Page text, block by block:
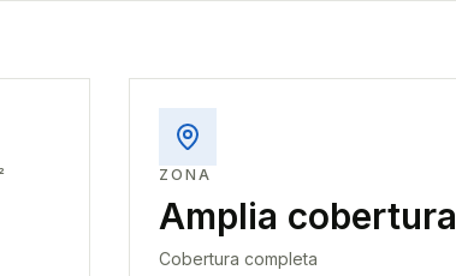
ZONA
Amplia cobertura
Cobertura completa